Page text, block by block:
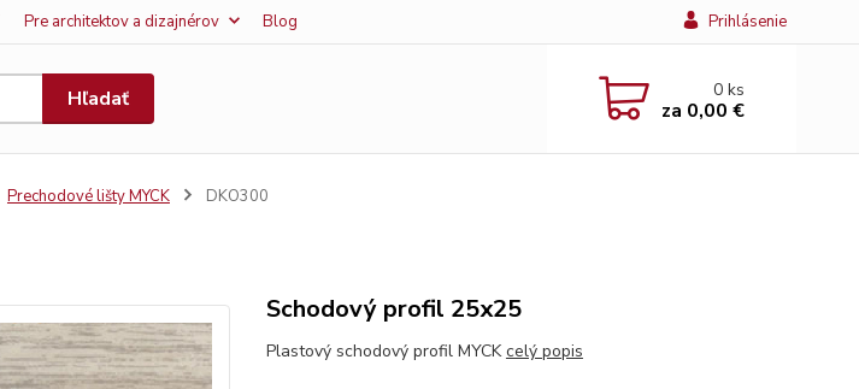
Pre architektov a dizajnérov Blog Prihlásenie
Hľadať 0ks
za 0,00 €
Prechodové lišty MYCK DKO300
Schodový profil 25x25
Plastový schodový profil MYCKcelý popis